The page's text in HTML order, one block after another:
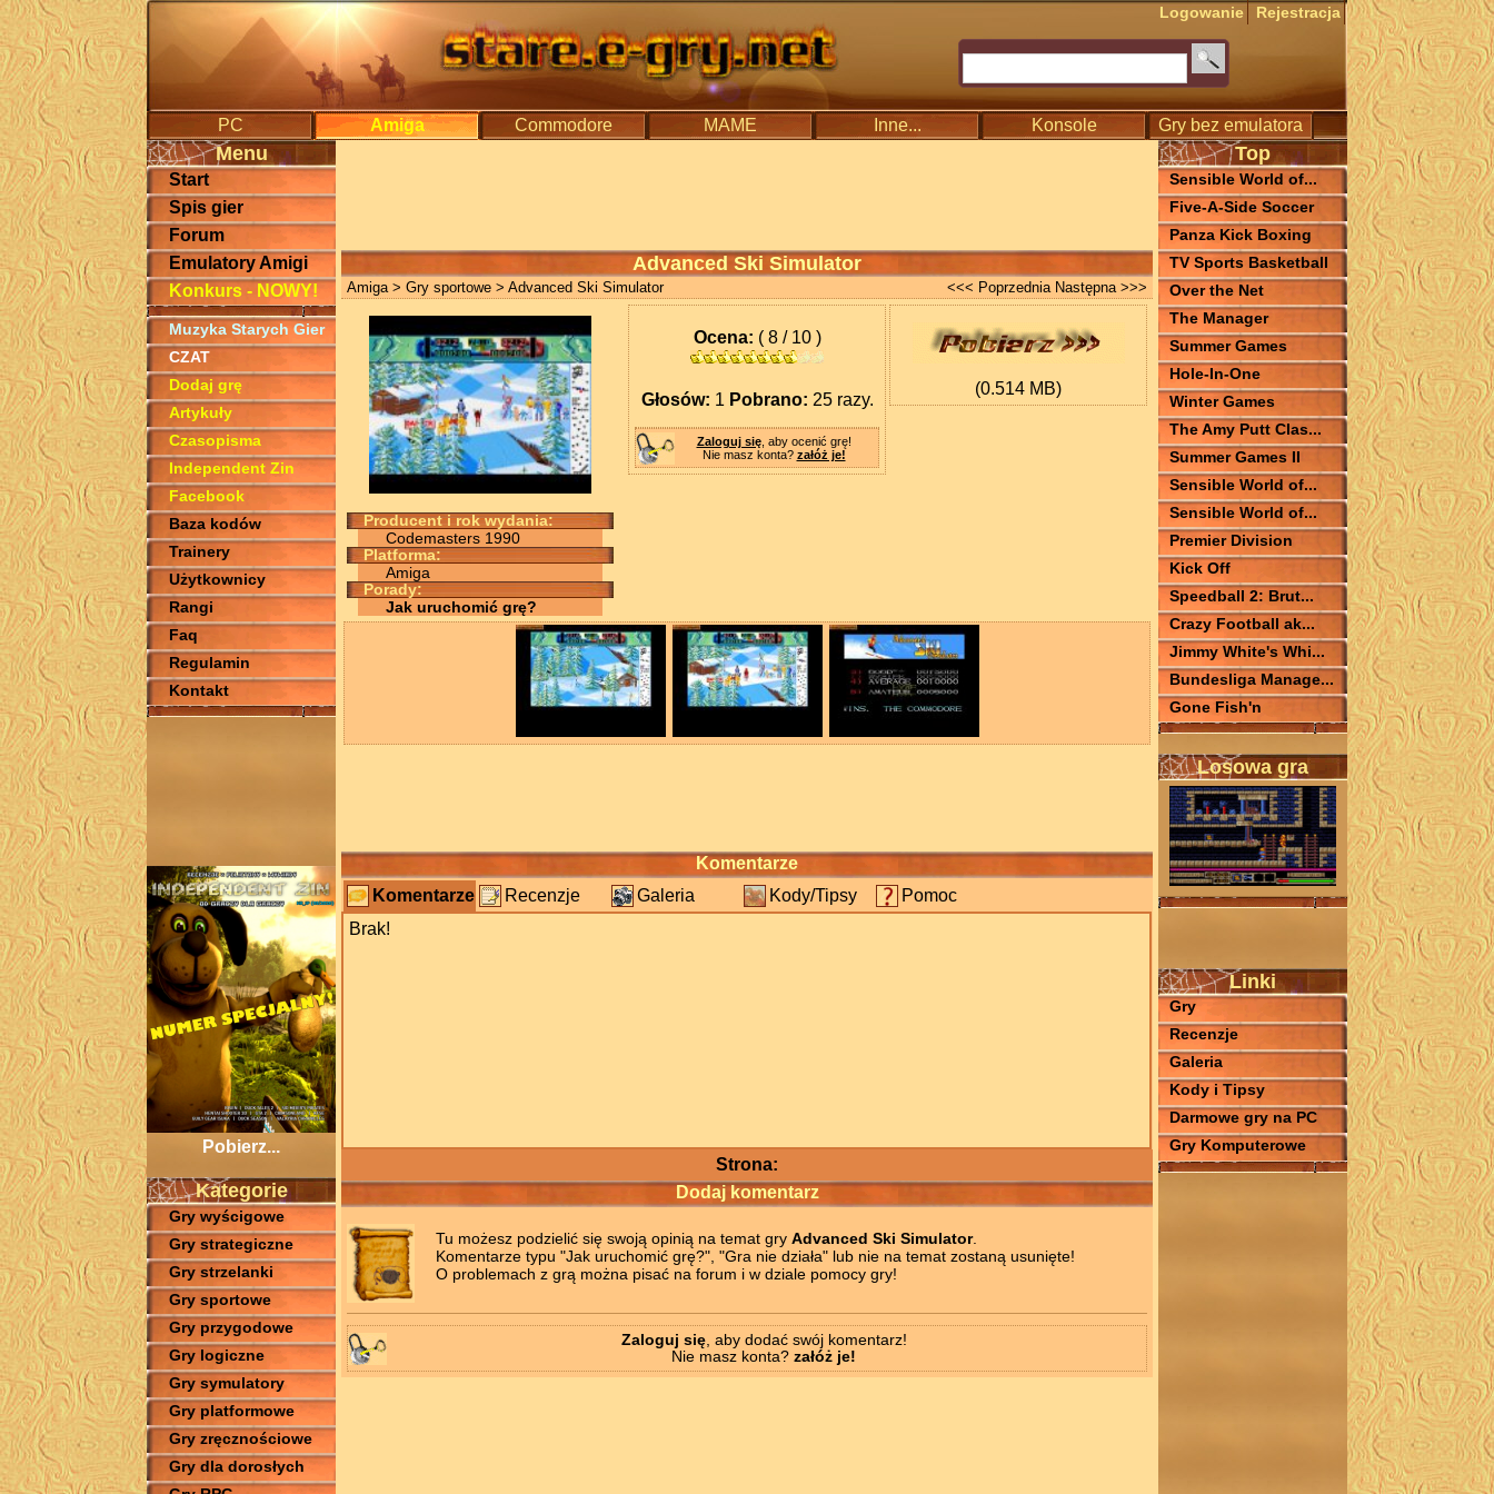
Logowanie Rejestracja
PC Amiga Commodore MAME Inne... Konsole Gry bez emulatora
Menu
Start
Spis gier
Forum
Emulatory Amigi
Konkurs - NOWY!
Muzyka Starych Gier
CZAT
Dodaj grę
Artykuły
Czasopisma
Independent Zin
Facebook
Baza kodów
Trainery
Użytkownicy
Rangi
Faq
Regulamin
Kontakt
Pobierz...
Kategorie
Gry wyścigowe
Gry strategiczne
Gry strzelanki
Gry sportowe
Gry przygodowe
Gry logiczne
Gry symulatory
Gry platformowe
Gry zręcznościowe
Gry dla dorosłych
Advanced Ski Simulator
Amiga> Gry sportowe > Advanced Ski Simulator <<< Poprzednia Następna >>>
Producent i rok wydania:
Codemasters 1990
Platforma:
Amiga
Porady:
Jak uruchomić grę?
(0.514 MB)
Ocena: ( 8 / 10 )
Głosów: 1 Pobrano: 25 razy.
Zaloguj się, aby ocenić grę!
Nie masz konta? załóż je!
Komentarze
Komentarze
Recenzje Galeria Kody/Tipsy
Pomoc
Brak!
Strona:
Dodaj komentarz
Tu możesz podzielić się swoją opinią na temat gry Advanced Ski Simulator.
Komentarze typu "Jak uruchomić grę?", "Gra nie działa" lub nie na temat zostaną usunięte!
O problemach z grą można pisać na forum i w dziale pomocy gry!
Zaloguj się, aby dodać swój komentarz!
Nie masz konta? załóż je!
Top
Sensible World of...
Five-A-Side Soccer
Panza Kick Boxing
TV Sports Basketball
Over the Net
The Manager
Summer Games
Hole-In-One
Winter Games
The Amy Putt Clas...
Summer Games II
Sensible World of...
Sensible World of...
Premier Division
Kick Off
Speedball 2: Brut...
Crazy Football ak...
Jimmy White's Whi...
Bundesliga Manage...
Gone Fish'n
Losowa gra
Linki
Gry
Recenzje
Galeria
Kody i Tipsy
Darmowe gry na PC
Gry Komputerowe